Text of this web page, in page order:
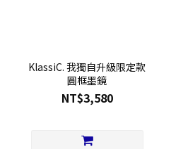
KlassiC. 我獨自升級限定款
圓框墨鏡
NT$3,580